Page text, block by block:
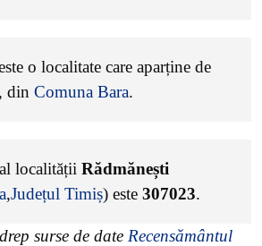
o localitate care aparține de
, din Comuna Bara.
localității Rădmănești
,Județul Timiș) este 307023.
surse de date Recensământul